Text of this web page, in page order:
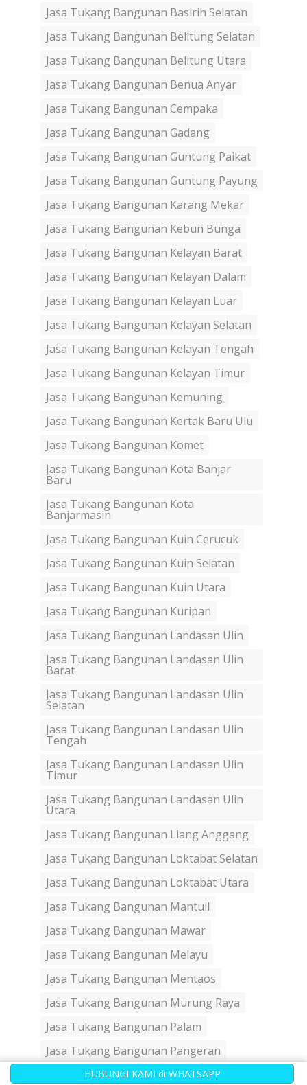
HUBUNGI KAMI di WHATSAPP
Jasa Tukang Bangunan Basirih Selatan
Jasa Tukang Bangunan Belitung Selatan
Jasa Tukang Bangunan Belitung Utara
Jasa Tukang Bangunan Benua Anyar
Jasa Tukang Bangunan Cempaka
Jasa Tukang Bangunan Gadang
Jasa Tukang Bangunan Guntung Paikat
Jasa Tukang Bangunan Guntung Payung
Jasa Tukang Bangunan Karang Mekar
Jasa Tukang Bangunan Kebun Bunga
Jasa Tukang Bangunan Kelayan Barat
Jasa Tukang Bangunan Kelayan Dalam
Jasa Tukang Bangunan Kelayan Luar
Jasa Tukang Bangunan Kelayan Selatan
Jasa Tukang Bangunan Kelayan Tengah
Jasa Tukang Bangunan Kelayan Timur
Jasa Tukang Bangunan Kemuning
Jasa Tukang Bangunan Kertak Baru Ulu
Jasa Tukang Bangunan Komet
Jasa Tukang Bangunan Kota Banjar
Baru
Jasa Tukang Bangunan Kota
Banjarmasin
Jasa Tukang Bangunan Kuin Cerucuk
Jasa Tukang Bangunan Kuin Selatan
Jasa Tukang Bangunan Kuin Utara
Jasa Tukang Bangunan Kuripan
Jasa Tukang Bangunan Landasan Ulin
Jasa Tukang Bangunan Landasan Ulin
Barat
Jasa Tukang Bangunan Landasan Ulin
Selatan
Jasa Tukang Bangunan Landasan Ulin
Tengah
Jasa Tukang Bangunan Landasan Ulin
Timur
Jasa Tukang Bangunan Landasan Ulin
Utara
Jasa Tukang Bangunan Liang Anggang
Jasa Tukang Bangunan Loktabat Selatan
Jasa Tukang Bangunan Loktabat Utara
Jasa Tukang Bangunan Mantuil
Jasa Tukang Bangunan Mawar
Jasa Tukang Bangunan Melayu
Jasa Tukang Bangunan Mentaos
Jasa Tukang Bangunan Murung Raya
Jasa Tukang Bangunan Palam
Jasa Tukang Bangunan Pangeran
Jasa Tukang Bangunan Pasar Lama